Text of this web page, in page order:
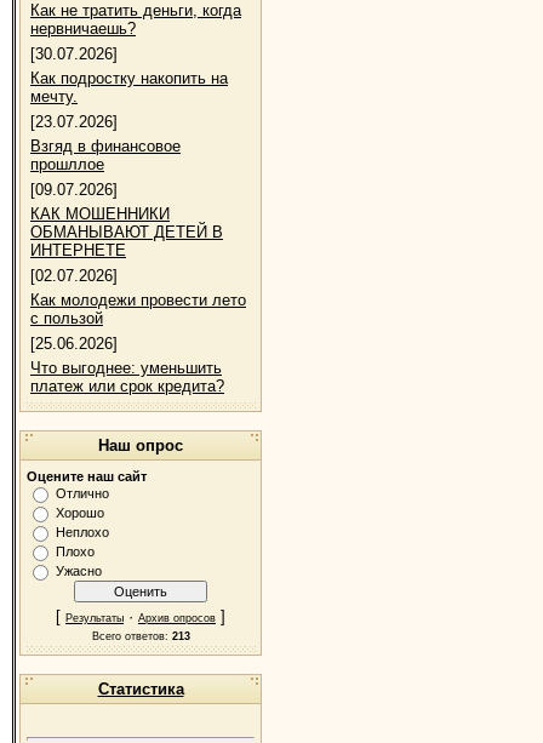
Как не тратить деньги, когда
нервничаешь?
[30.07.2026]
Как подростку накопить на
мечту.
[23.07.2026]
Взгяд в финансовое
прошллое
[09.07.2026]
КАК МОШЕННИКИ
ОБМАНЫВАЮТ ДЕТЕЙ В
ИНТЕРНЕТЕ
[02.07.2026]
Как молодежи провести лето
с пользой
[25.06.2026]
Что выгоднее: уменьшить
платеж или срок кредита?
Наш опрос
Оцените наш сайт
Отлично
Хорошо
Неплохо
Плохо
Ужасно
[ Результаты · Архив опросов ]
Всего ответов: 213
Статистика